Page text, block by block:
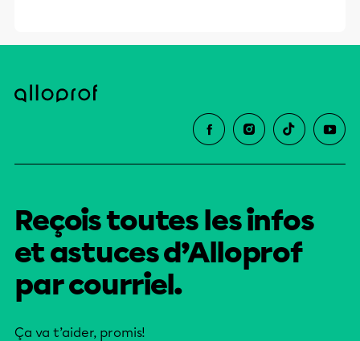
Reçois toutes les infos
et astuces d’Alloprof
par courriel.
Ça va t’aider, promis!